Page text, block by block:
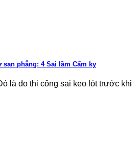
phẳng: 4 Sai lầm Cấm kỵ
là do thi công sai keo lót trước khi